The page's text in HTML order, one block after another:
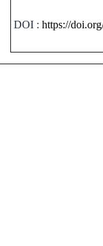
DOI : https://